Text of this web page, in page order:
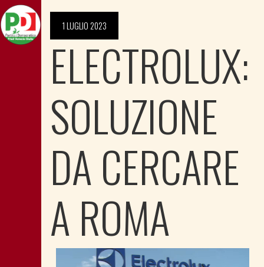
1 LUGLIO 2023
ELECTROLUX:
SOLUZIONE
DA CERCARE
A ROMA